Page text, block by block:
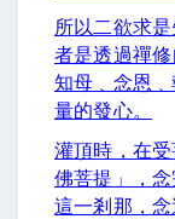
所以二欲求
者是透過禪
知母﹑念恩﹑
量的發心。
灌頂時，在
佛菩提」，
這一剎那，